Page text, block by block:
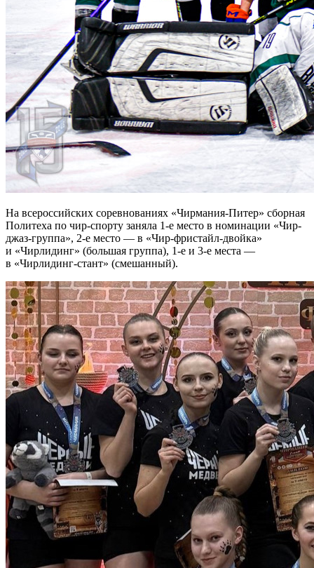
На всероссийских соревнованиях «Чирмания-Питер» сборная
Политеха по чир-спорту заняла 1-е место в номинации «Чир-
джаз-группа», 2-е место — в «Чир-фристайл-двойка»
и «Чирлидинг» (большая группа), 1-е и 3-е места —
в «Чирлидинг-стант» (смешанный).